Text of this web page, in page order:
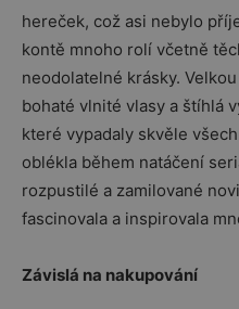
hereček, což asi nebylo
kontě mnoho rolí včetně
neodolatelné krásky.
bohaté vlnité vlasy a štíhlá
které vypadaly skvěle
oblékla během natáčení
rozpustilé a zamilované
fascinovala a inspirovala
Závislá na nakupování